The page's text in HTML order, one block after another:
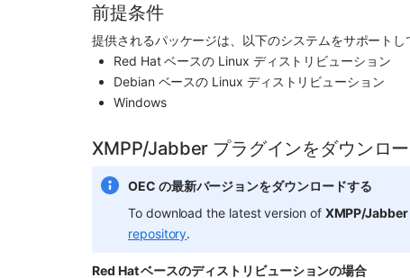
前提条件
提供されるパッケージは、以下のシステムをサポートし
Red Hat ベースの Linux ディストリビューション
Debian ベースの Linux ディストリビューション
Windows
XMPP/Jabber プラグインをダウンロ
OEC の最新バージョンをダウンロードする
To download the latest version of XMPP/Jabber
repository.
Red Hat ベースのディストリビューションの場合